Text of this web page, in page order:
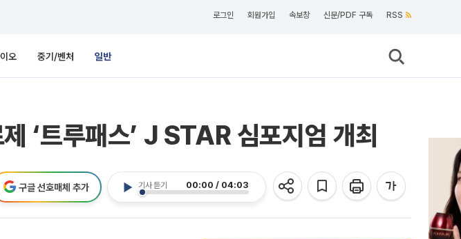
로그인 회원가입 속보창 신문/PDF 구독 RSS
오 중기/벤처 일반
‘트루패스’ J STAR 심포지엄 개최
기사 듣기 00:00 / 04:03
구글 선호매체 추가